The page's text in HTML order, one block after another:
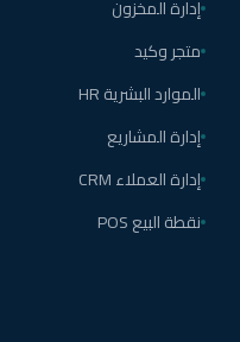
إدارة المخزون
متجر وكيد
الموارد البشرية HR
إدارة المشاريع
إدارة العملاء CRM
نقطة البيع POS